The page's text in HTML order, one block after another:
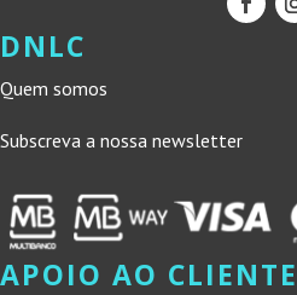
DNLC
Quem somos
Subscreva a nossa newsletter
APOIO AO CLIENTE